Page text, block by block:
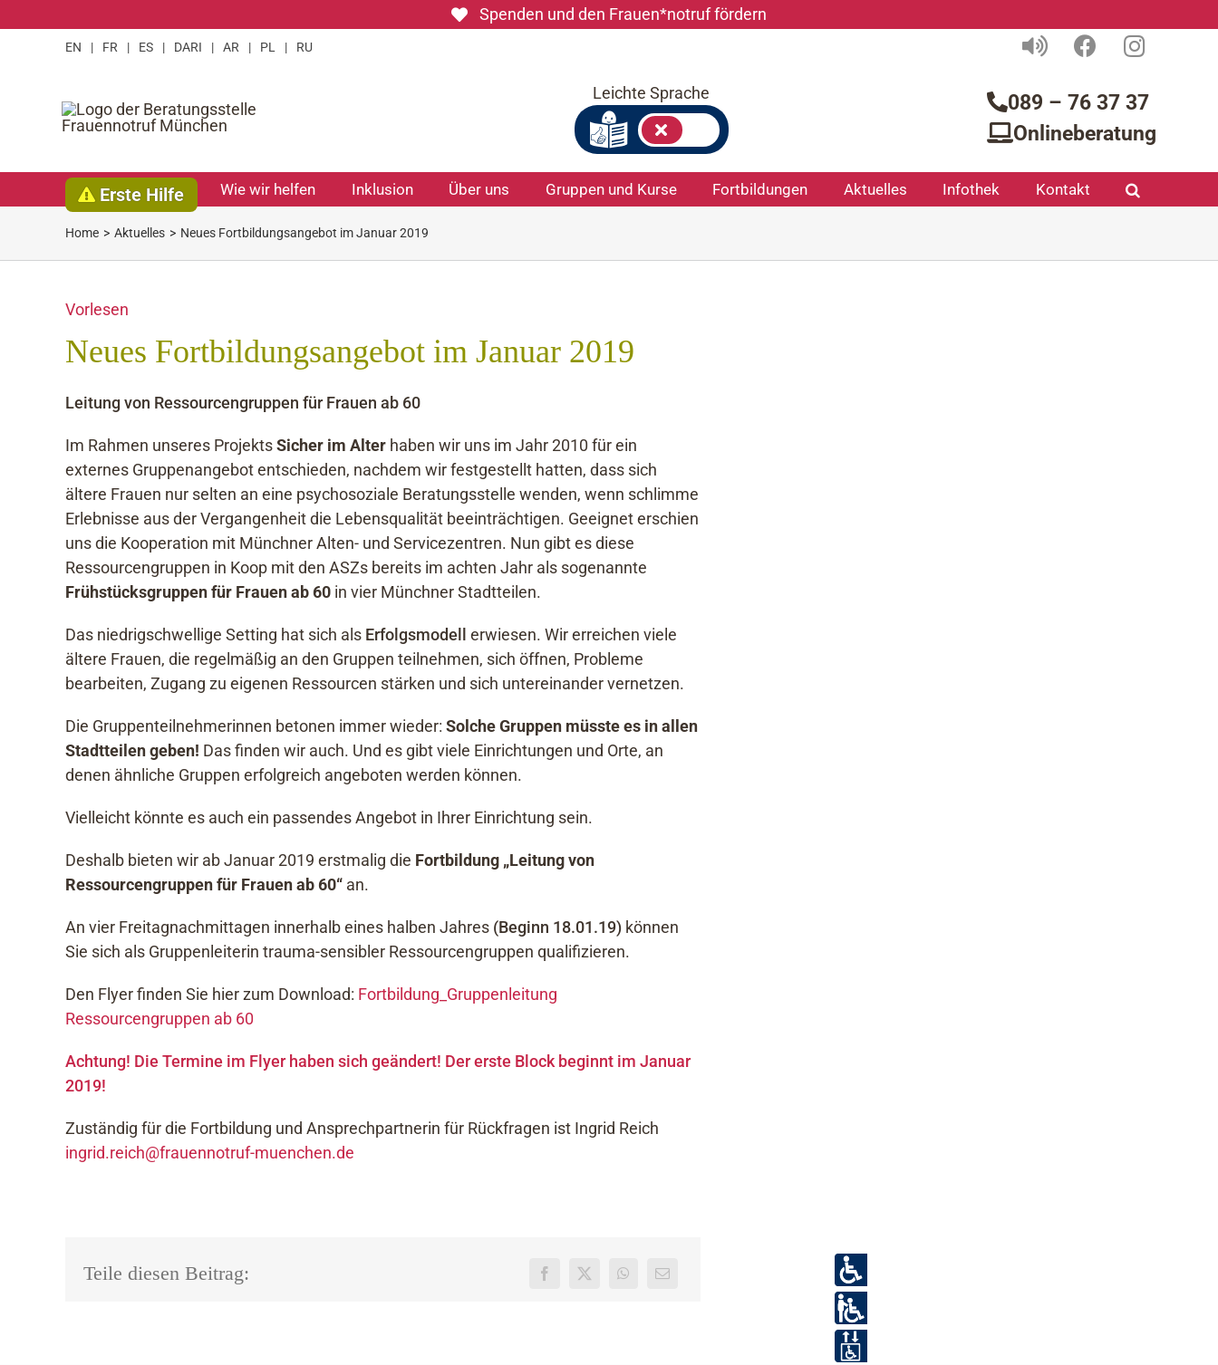
Spenden und den Frauen*notruf fördern
EN | FR | ES | DARI | AR | PL | RU
Leichte Sprache
089 – 76 37 37
Onlineberatung
Erste Hilfe Wie wir helfen Inklusion Über uns Gruppen und Kurse Fortbildungen Aktuelles Infothek Kontakt
Home Aktuelles Neues Fortbildungsangebot im Januar 2019
Vorlesen
Neues Fortbildungsangebot im Januar 2019
Leitung von Ressourcengruppen für Frauen ab 60
Im Rahmen unseres ProjektsSicher im Alterhaben wir uns im Jahr 2010 für ein
externes Gruppenangebot entschieden, nachdem wir festgestellt hatten, dass sich
ältere Frauen nur selten an eine psychosoziale Beratungsstelle wenden, wenn schlimme
Erlebnisse aus der Vergangenheit die Lebensqualität beeinträchtigen. Geeignet erschien
uns die Kooperation mit Münchner Alten- und Servicezentren. Nun gibt es diese
Ressourcengruppen in Koop mit den ASZs bereits im achten Jahr als sogenannte
Frühstücksgruppen für Frauen ab 60in vier Münchner Stadtteilen.
Das niedrigschwellige Setting hat sich als Erfolgsmodell
erwiesen. Wir erreichen viele
ältere Frauen, die regelmäßig an den Gruppen teilnehmen, sich öffnen, Probleme
bearbeiten, Zugang zu eigenen Ressourcen stärken und sich untereinander vernetzen.
Die Gruppenteilnehmerinnen betonen immer wieder: Solche Gruppen müsste es in allen
Stadtteilen geben! Das finden wir auch. Und es gibt viele Einrichtungen und Orte, an
denen ähnliche Gruppen erfolgreich angeboten werden können.
Vielleicht könnte es auch ein passendes Angebot in Ihrer Einrichtung sein.
Deshalb bieten wir ab Januar 2019 erstmalig die Fortbildung „Leitung von
Ressourcengruppen für Frauen ab 60“an.
An vier Freitagnachmittagen innerhalb eines halben Jahres (Beginn 18.01.19)können
Sie sich als Gruppenleiterin trauma-sensibler Ressourcengruppen qualifizieren.
Den Flyer finden Sie hier zum Download: Fortbildung_Gruppenleitung
Ressourcengruppen ab 60
Achtung! Die Termine im Flyer haben sich geändert! Der erste Block beginnt im Januar
2019!
Zuständig für die Fortbildung und Ansprechpartnerin für Rückfragen ist Ingrid Reich
ingrid.reich@frauennotruf-muenchen.de
Teile diesen Beitrag: